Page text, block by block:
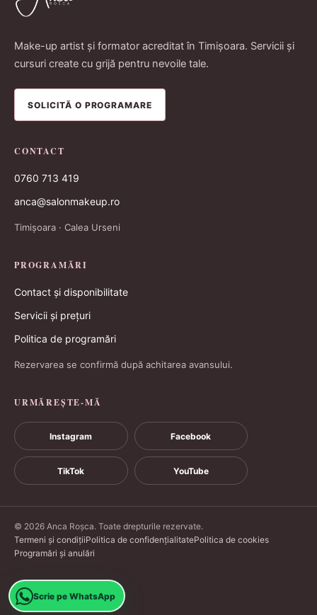
Make-up artist și formator acreditat în Timișoara. Servicii și
cursuri create cu grijă pentru nevoile tale.
SOLICITĂ O PROGRAMARE
CONTACT
0760 713 419
anca@salonmakeup.ro
Timișoara · Calea Urseni
PROGRAMĂRI
Contact și disponibilitate
Servicii și prețuri
Politica de programări
Rezervarea se confirmă după achitarea avansului.
URMĂREȘTE-MĂ
Instagram Facebook
TikTok YouTube
© 2026 Anca Roșca. Toate drepturile rezervate.
Termeni și condițiiPolitica de confidențialitatePolitica de cookies
Programări și anulări
Scrie pe WhatsApp